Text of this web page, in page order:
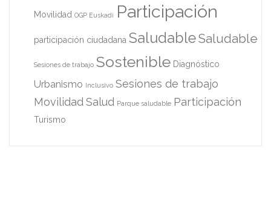
Movilidad OGP Euskadi Participación
participación ciudadana SaludableSaludable
Sesiones de trabajo Sostenible Diagnóstico
Urbanismo Inclusivo Sesiones de trabajo
Movilidad Salud Parque saludable Participación
Turismo